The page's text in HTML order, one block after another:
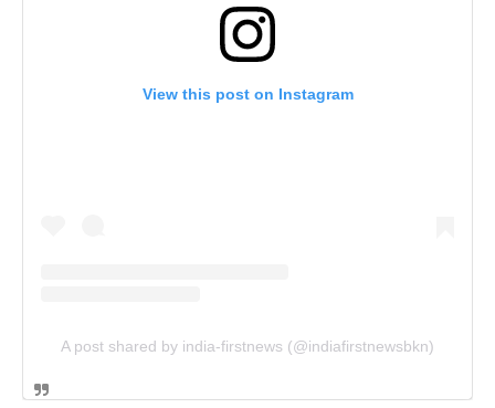
View this post on Instagram
A post shared by india-firstnews (@indiafirstnewsbkn)